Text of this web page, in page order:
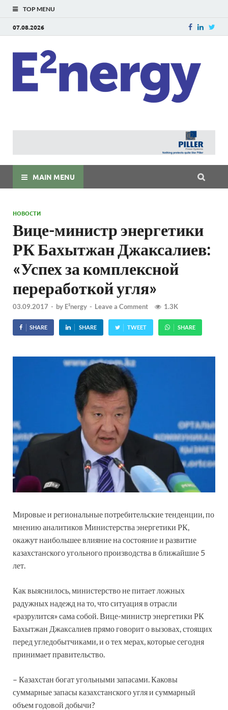
TOP MENU
07.08.2026
MAIN MENU
НОВОСТИ
Вице-министр энергетики
РК Бахытжан Джаксалиев:
«Успех за комплексной
переработкой угля»
03.09.2017 - by E²nergy - Leave a Comment 1.3K
SHARE SHARE TWEET SHARE
Мировые и региональные потребительские тенденции, по
мнению аналитиков Министерства энергетики РК,
окажут наибольшее влияние на состояние и развитие
казахстанского угольного производства в ближайшие 5
лет.
Как выяснилось, министерство не питает ложных
радужных надежд на то, что ситуация в отрасли
«разрулится» сама собой. Вице-министр энергетики РК
Бахытжан Джаксалиев прямо говорит о вызовах, стоящих
перед угледобытчиками, и о тех мерах, которые сегодня
принимает правительство.
– Казахстан богат угольными запасами. Каковы
суммарные запасы казахстанского угля и суммарный
объем годовой добычи?